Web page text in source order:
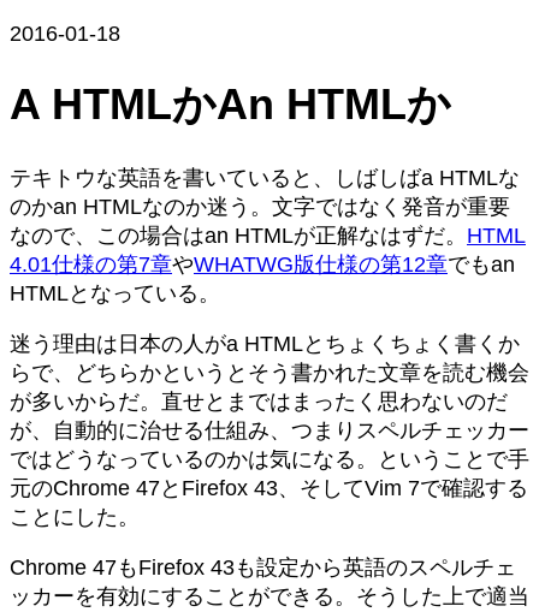
2016-01-18
A HTMLかAn HTMLか
テキトウな英語を書いていると、しばしばa HTMLな
のかan HTMLなのか迷う。文字ではなく発音が重要
なので、この場合はan HTMLが正解なはずだ。 HTML
4.01仕様の第7章やWHATWG版仕様の第12章でもan
HTMLとなっている。
迷う理由は日本の人がa HTMLとちょくちょく書くか
らで、どちらかというとそう書かれた文章を読む機会
が多いからだ。直せとまではまったく思わないのだ
が、自動的に治せる仕組み、つまりスペルチェッカー
ではどうなっているのかは気になる。ということで手
元のChrome 47とFirefox 43、そしてVim 7で確認する
ことにした。
Chrome 47もFirefox 43も設定から英語のスペルチェ
ッカーを有効にすることができる。そうした上で適当